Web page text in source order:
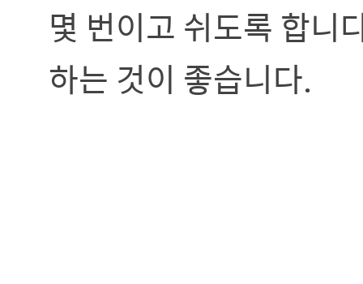
몇 번이고 쉬도록 합니
하는 것이 좋습니다.